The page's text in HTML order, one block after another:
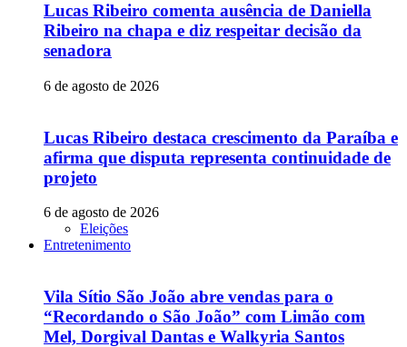
Lucas Ribeiro comenta ausência de Daniella
Ribeiro na chapa e diz respeitar decisão da
senadora
6 de agosto de 2026
Lucas Ribeiro destaca crescimento da Paraíba e
afirma que disputa representa continuidade de
projeto
6 de agosto de 2026
Eleições
Entretenimento
Vila Sítio São João abre vendas para o
“Recordando o São João” com Limão com
Mel, Dorgival Dantas e Walkyria Santos